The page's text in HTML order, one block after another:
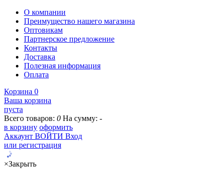
О компании
Преимущество нашего магазина
Оптовикам
Партнерское предложение
Контакты
Доставка
Полезная информация
Оплата
Корзина 0
Ваша корзина
пуста
Всего товаров: 0 На сумму: -
в корзину оформить
Аккаунт ВОЙТИ Вход
или регистрация
×Закрыть